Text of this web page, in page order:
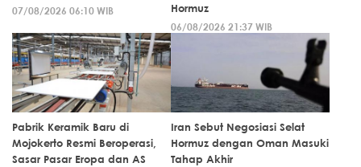
07/08/2026 06:10 WIB
Hormuz
06/08/2026 21:37 WIB
Pabrik Keramik Baru di
Mojokerto Resmi Beroperasi,
Sasar Pasar Eropa dan AS
Iran Sebut Negosiasi Selat
Hormuz dengan Oman Masuki
Tahap Akhir